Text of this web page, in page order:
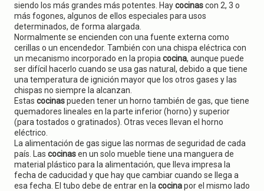
siendo los más grandes más potentes. Haycocinascon 2, 3 o
más fogones, algunos de ellos especiales para usos
determinados, de forma alargada.
Normalmente se encienden con una fuente externa como
cerillas o un encendedor. También con una chispa eléctrica con
un mecanismo incorporado en la propia cocina, aunque puede
ser difícil hacerlo cuando se usa gas natural, debido a que tiene
una temperatura de ignición mayor que los otros gases y las
chispas no siempre la alcanzan.
Estas cocinaspueden tener un horno también de gas, que tiene
quemadores lineales en la parte inferior (horno) y superior
(para tostados o gratinados). Otras veces llevan el horno
eléctrico.
La alimentación de gas sigue las normas de seguridad de cada
país. Las cocinasen un solo mueble tiene una manguera de
material plástico para la alimentación, que lleva impresa la
fecha de caducidad y que hay que cambiar cuando se llega a
esa fecha. El tubo debe de entrar en la cocinapor el mismo lado